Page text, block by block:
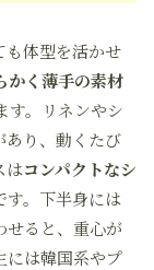
も体型を活かせ
かく薄手の素材
す。リネンやシ
あり、動くたび
はコンパクトなシ
す。下半身には
せると、重心が
には韓国系やプ